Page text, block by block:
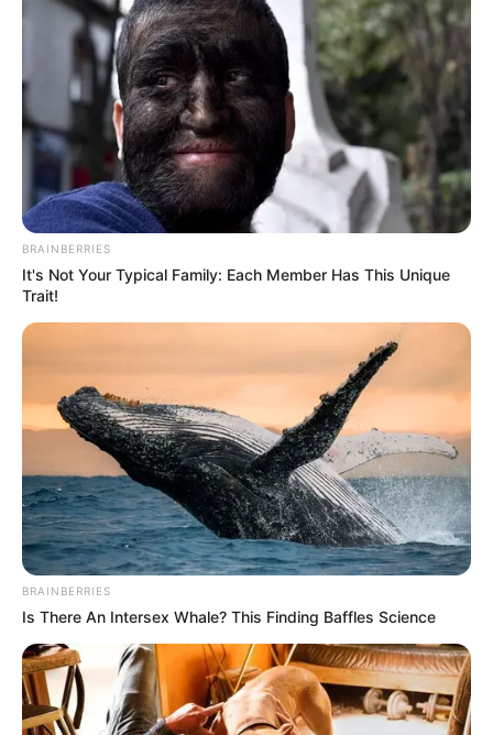
BRAINBERRIES
It's Not Your Typical Family: Each Member Has This Unique
Trait!
BRAINBERRIES
Is There An Intersex Whale? This Finding Baffles Science